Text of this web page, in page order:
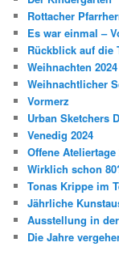
Rottacher
Es war einmal –
Rückblick auf die
Weihnachten 2024
Weihnachtlicher
Vormerz
Urban Sketchers
Venedig 2024
Offene Ateliertage
Wirklich schon
Tonas Krippe im
Jährliche
Ausstellung in
Die Jahre